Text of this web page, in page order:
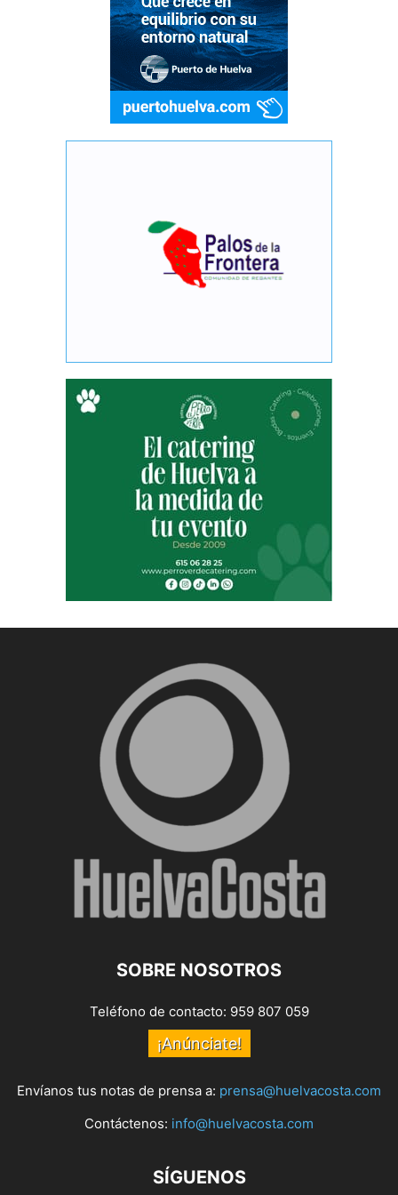
SOBRE NOSOTROS
Teléfono de contacto: 959 807 059
¡Anúnciate!
Envíanos tus notas de prensa a: prensa@huelvacosta.com
Contáctenos: info@huelvacosta.com
SÍGUENOS